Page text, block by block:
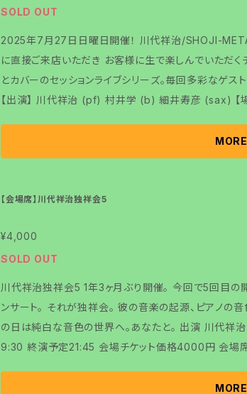
SOLD OUT
2025年7月27日日曜日開催！ 川代祥治/SHOJI-
に直接ご来店いただき お客様に生で楽しんでいただくチケットです。 川代祥治がお
とカバーのセッションライブシリーズ。毎回多彩なゲ
【出演】 川代祥治 (pf) 村井学 (b) 細井寿彦 (sax) 【場所】 SDT TOKYO 東京都文京区春日1-2-7 S
楽しむチケットです。 配信チケットも発売いたします。
MORE
【会場席】川代祥治独祥会5
¥4,000
SOLD OUT
川代祥治独祥会5 1年3ヶ月ぶり開催。 今回で5回目の開催となる川代祥治たったひとりのピアノソロコ
ンサート。 それが独祥会。 彼の音楽の起源、ピアノの
の日は純白な音色の世界へ。あなたと。 出演 川代祥治 2025年5月30日金曜日開催 開場18:30 開演1
9:30 終演予定21:45 会場チケット価格4000円 会場席のみ直筆お品書きプレゼント 会場SDT TOKY
MORE